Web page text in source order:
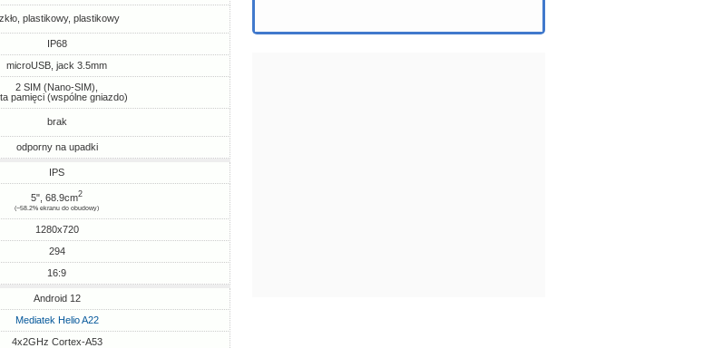
plastikowy, plastikowy
IP68
microUSB, jack 3.5mm
2 SIM (Nano-SIM),
pamięci (wspólne gniazdo)
brak
odporny na upadki
IPS
5", 68.9cm2
(~58.2% ekranu do obudowy)
1280x720
294
16:9
Android 12
Mediatek Helio A22
4x2GHz Cortex-A53